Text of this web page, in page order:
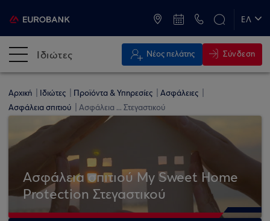
ΕΛ
Ιδιώτες Νέος πελάτης Σύνδεση
Αρχική Ιδιώτες Προϊόντα & Υπηρεσίες
Ασφάλειες
Ασφάλεια σπιτιού
Ασφάλεια ... Στεγαστικού
Ασφάλεια σπιτιού My Sweet Home
Protection Στεγαστικού